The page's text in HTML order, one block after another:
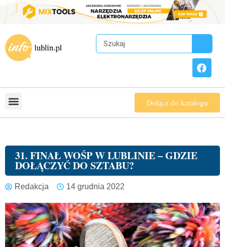
Dołącz do katalogu
31. FINAŁ WOŚP W LUBLINIE – GDZIE
DOŁĄCZYĆ DO SZTABU?
Redakcja 14 grudnia 2022